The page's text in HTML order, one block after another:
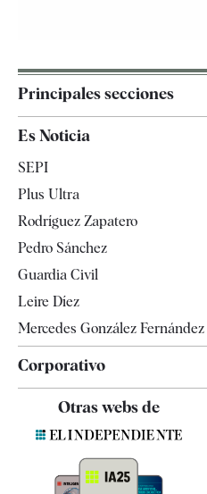
Principales secciones
Televisión
Es Noticia
SEPI
Plus Ultra
Rodríguez Zapatero
Pedro Sánchez
Guardia Civil
Leire Díez
Mercedes González Fernández
Corporativo
Otras webs de